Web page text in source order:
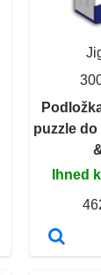
puzzle do
Ihned